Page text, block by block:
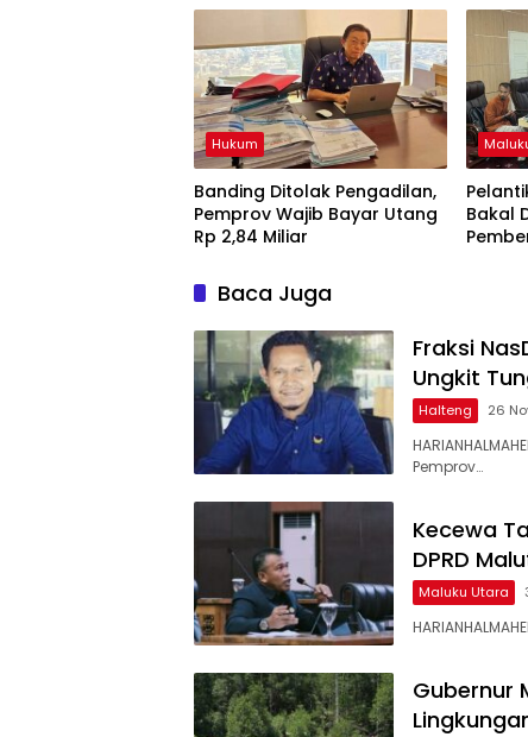
Hukum
Banding Ditolak Pengadilan,
Pemprov Wajib Bayar Utang
Rp 2,84 Miliar
Bakal
Baca Juga
Fraksi
Ungkit
Halteng 26
Pemprov…
Kecewa
DPRD
Maluku Utara
Gubernur